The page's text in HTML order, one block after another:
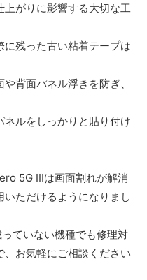
がりに影響する大切な工
残った古い粘着テープは
背面パネル浮きを防ぎ、
ルをしっかりと貼り付け
5G IIIは画面割れが解消
ただけるようになりまし
ていない機種でも修理対
お気軽にご相談ください